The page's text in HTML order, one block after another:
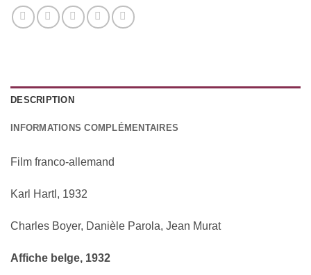
DESCRIPTION
INFORMATIONS COMPLÉMENTAIRES
Film franco-allemand
Karl Hartl, 1932
Charles Boyer, Danièle Parola, Jean Murat
Affiche belge, 1932